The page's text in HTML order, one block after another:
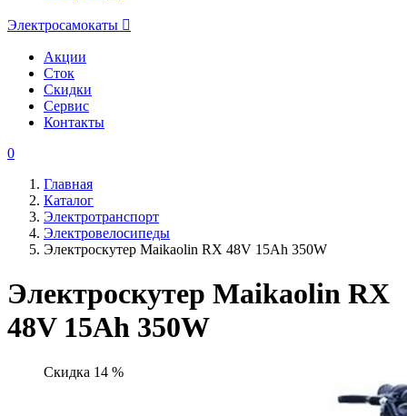
Электросамокаты
Акции
Сток
Скидки
Сервис
Контакты
0
Главная
Каталог
Электротранспорт
Электровелосипеды
Электроскутер Maikaolin RX 48V 15Ah 350W
Электроскутер Maikaolin RX
48V 15Ah 350W
Скидка 14 %